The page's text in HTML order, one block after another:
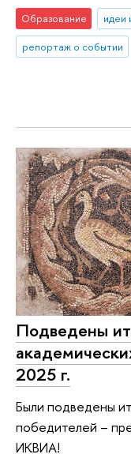
Образование идеи
репортаж о событии
Подведены
2025 г.
Были подведены
победителей –
ИКВИА!